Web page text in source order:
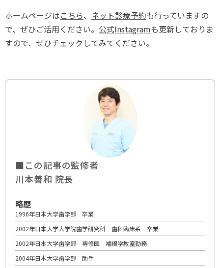
ホームページはこちら、 ネット診療予約も行っていますの
で、ぜひご活用ください。 公式Instagramも更新しておりま
すので、ぜひチェックしてみてください。
■この記事の監修者
川本善和 院長
略歴
1996年日本大学歯学部 卒業
2002年日本大学大学院歯学研究科 歯科臨床系 卒業
2002年日本大学歯学部 専修医 補綴学教室勤務
2004年日本大学歯学部 助手